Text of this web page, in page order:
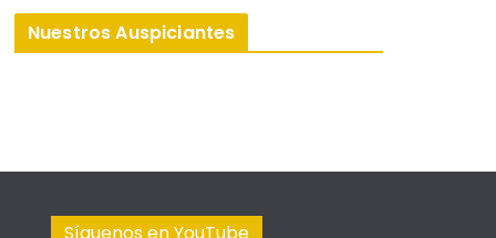
Nuestros Auspiciantes